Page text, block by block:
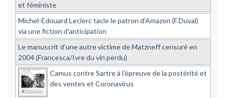
et féministe
Michel-Edouard Leclerc tacle le patron d'Amazon (F.Duval)
via une fiction d'anticipation
Le manuscrit d'une autre victime de Matzneff censuré en
2004 (Francesca/Ivre du vin perdu)
Camus contre Sartre à l'épreuve de la postérité et
des ventes et Coronavirus